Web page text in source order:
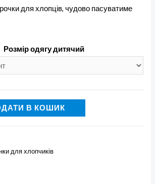
для хлопців, чудово пасуватиме
Розмір одягу дитячий
В КОШИК
для хлопчиків